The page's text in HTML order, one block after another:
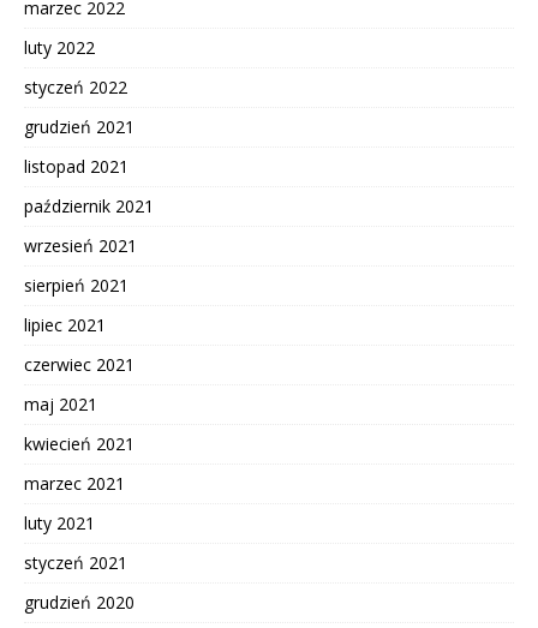
marzec 2022
luty 2022
styczeń 2022
grudzień 2021
listopad 2021
październik 2021
wrzesień 2021
sierpień 2021
lipiec 2021
czerwiec 2021
maj 2021
kwiecień 2021
marzec 2021
luty 2021
styczeń 2021
grudzień 2020